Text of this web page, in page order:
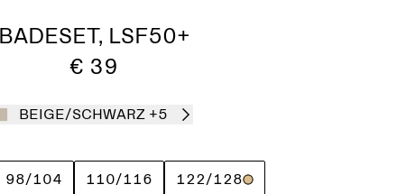
BADESET, LSF50+
€ 39
BEIGE/SCHWARZ +5
98/104 110/116 122/128